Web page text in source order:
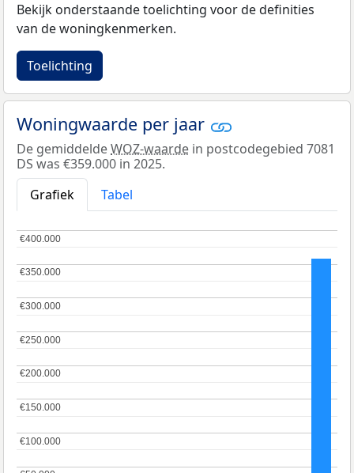
Bekijk onderstaande toelichting voor de definities
van de woningkenmerken.
Toelichting
Woningwaarde per jaar
De gemiddeldeWOZ-waarde in postcodegebied 7081
DS was €359.000 in 2025.
Grafiek
Tabel
€100.000
€100.000
€150.000
€150.000
€200.000
€200.000
€250.000
€250.000
€300.000
€300.000
€350.000
€350.000
€400.000
€400.000